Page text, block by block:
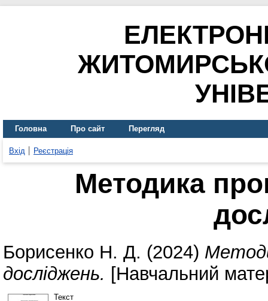
Головна Про сайт Перегляд
Вхід Реєстрація
Методика
Борисенко Н. Д. (2024)
досліджень. [Навчальний
Текст